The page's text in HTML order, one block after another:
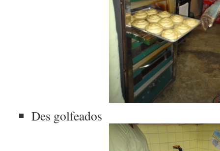
Des golfeados